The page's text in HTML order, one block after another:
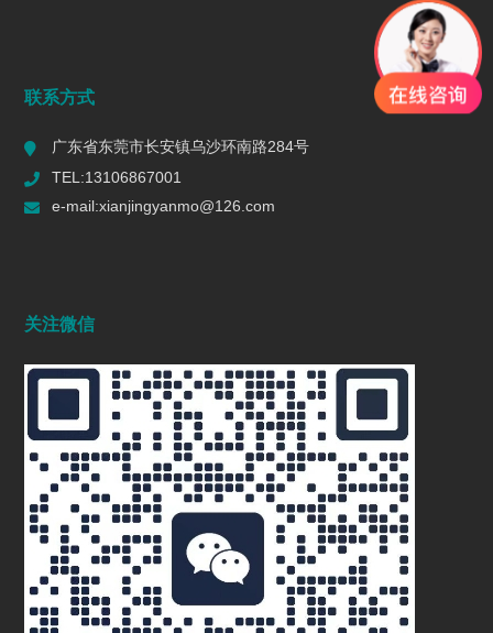
广东先镜研磨：振动研磨机技术革新者，定义精密加工新
先镜研磨|五金抛光机|金属自动抛光机器|
料 | 环保磨料无粉尘
650
抛光机：多行业的表面处理能手
2024/11/27 1216
手术刀具抛光 医用不锈钢抛光 拖拽式抛
光机 GMP标准 医疗器械表面处理
2025/11/15 564
联系方式
广东省东莞市长安镇乌沙环南路284号
TEL:13106867001
e-mail:xianjingyanmo@126.com
关注微信